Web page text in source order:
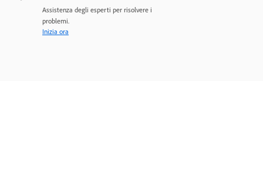
Assistenza degli esperti per risolvere i
problemi.
Inizia ora